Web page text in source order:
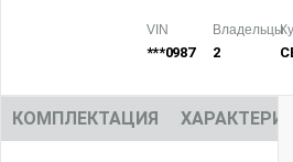
VIN
***0987
Владельцы
2
КОМПЛЕКТАЦИЯ